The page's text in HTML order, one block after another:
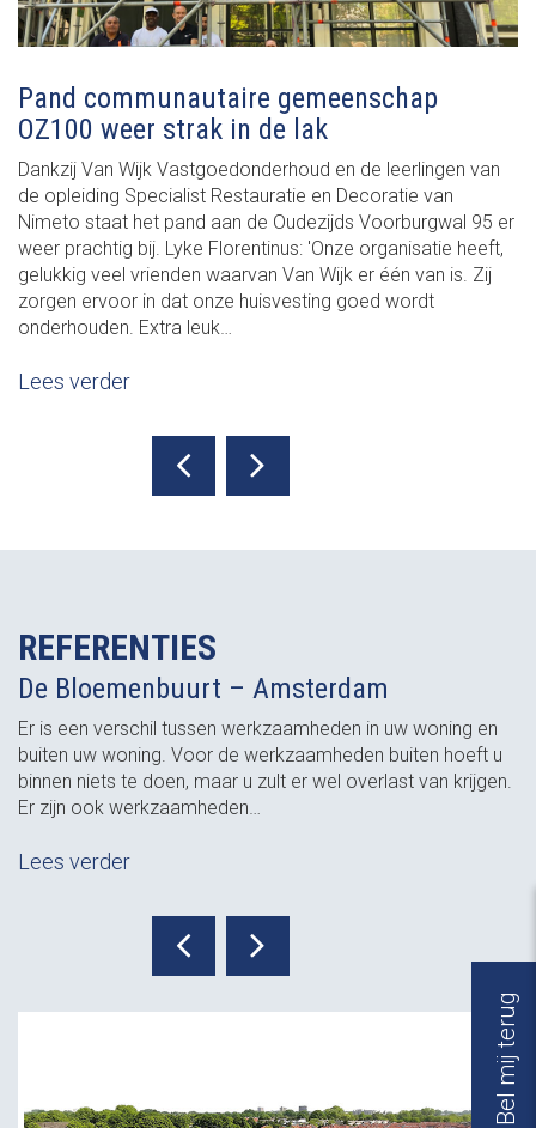
Bel mij terug
Pand communautaire gemeenschap
OZ100 weer strak in de lak
Dankzij Van Wijk Vastgoedonderhoud en de leerlingen van
de opleiding Specialist Restauratie en Decoratie van
Nimeto staat het pand aan de Oudezijds Voorburgwal 95 er
weer prachtig bij. Lyke Florentinus: 'Onze organisatie heeft,
gelukkig veel vrienden waarvan Van Wijk er één van is. Zij
zorgen ervoor in dat onze huisvesting goed wordt
onderhouden. Extra leuk…
Lees verder
REFERENTIES
De Bloemenbuurt – Amsterdam
Er is een verschil tussen werkzaamheden in uw woning en
buiten uw woning. Voor de werkzaamheden buiten hoeft u
binnen niets te doen, maar u zult er wel overlast van krijgen.
Er zijn ook werkzaamheden…
Lees verder